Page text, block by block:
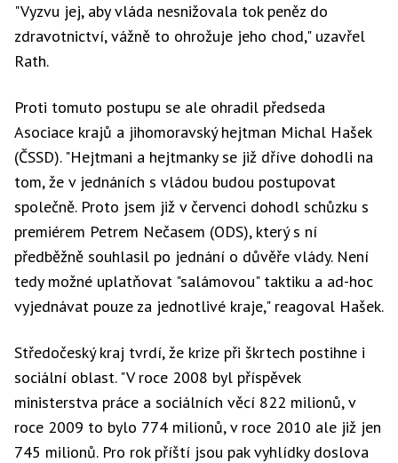
"Vyzvu jej, aby vláda nesnižovala tok peněz do
zdravotnictví, vážně to ohrožuje jeho chod," uzavřel
Rath.
Proti tomuto postupu se ale ohradil předseda
Asociace krajů a jihomoravský hejtman Michal Hašek
(ČSSD). "Hejtmani a hejtmanky se již dříve dohodli na
tom, že v jednáních s vládou budou postupovat
společně. Proto jsem již v červenci dohodl schůzku s
premiérem Petrem Nečasem (ODS), který s ní
předběžně souhlasil po jednání o důvěře vlády. Není
tedy možné uplatňovat "salámovou" taktiku a ad-hoc
vyjednávat pouze za jednotlivé kraje," reagoval Hašek.
Středočeský kraj tvrdí, že krize při škrtech postihne i
sociální oblast. "V roce 2008 byl příspěvek
ministerstva práce a sociálních věcí 822 milionů, v
roce 2009 to bylo 774 milionů, v roce 2010 ale již jen
745 milionů. Pro rok příští jsou pak vyhlídky doslova